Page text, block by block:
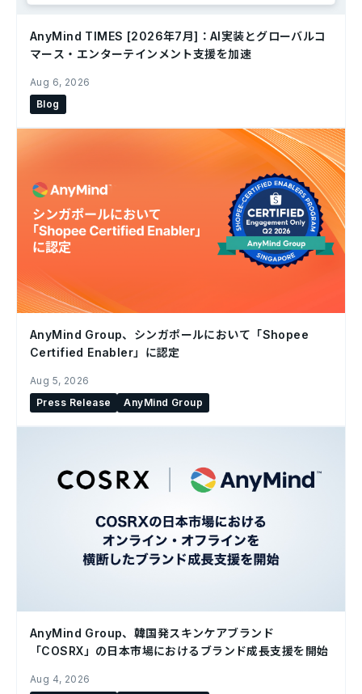
AnyMind TIMES [2026年7月]：AI実装とグローバルコ
マース・エンターテインメント支援を加速
Aug 6, 2026
Blog
AnyMind Group、シンガポールにおいて「Shopee
Certified Enabler」に認定
Aug 5, 2026
Press Release
AnyMind Group
AnyMind Group、韓国発スキンケアブランド
「COSRX」の日本市場におけるブランド成長支援を開始
Aug 4, 2026